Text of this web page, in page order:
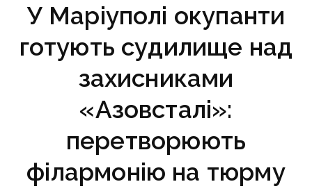
У Маріуполі окупанти
готують судилище над
захисниками
«Азовсталі»:
перетворюють
філармонію на тюрму